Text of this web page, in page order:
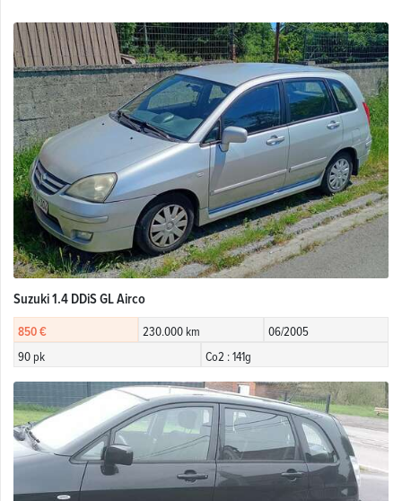
Suzuki 1.4 DDiS GL Airco
850 € 230.000 km
06/2005
90 pk
Co2 : 141g